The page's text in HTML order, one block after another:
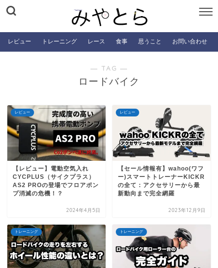
レビュー トレーニング レース 食事 思うこと お問い合わせ
― TAG ―
ロードバイク
レビュー
【レビュー】電動空気入れ
CYCPLUS（サイクプラス）
AS2 PROの登場でフロアポン
プ消滅の危機！？
2024年4月5日
レビュー
【セール情報有】wahoo(ワフ
ー)スマートトレーナーKICKR
の全て：アクセサリーから最
新動向まで完全網羅
2023年12月9日
トレーニング トレーニング